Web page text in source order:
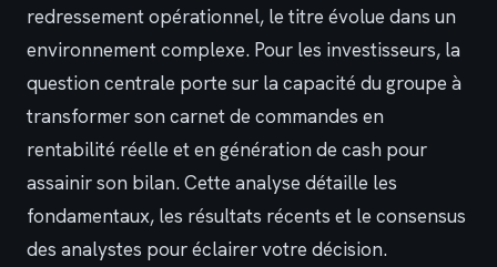
redressement opérationnel, le titre évolue dans un
environnement complexe. Pour les investisseurs, la
question centrale porte sur la capacité du groupe à
transformer son carnet de commandes en
rentabilité réelle et en génération de cash pour
assainir son bilan. Cette analyse détaille les
fondamentaux, les résultats récents et le consensus
des analystes pour éclairer votre décision.